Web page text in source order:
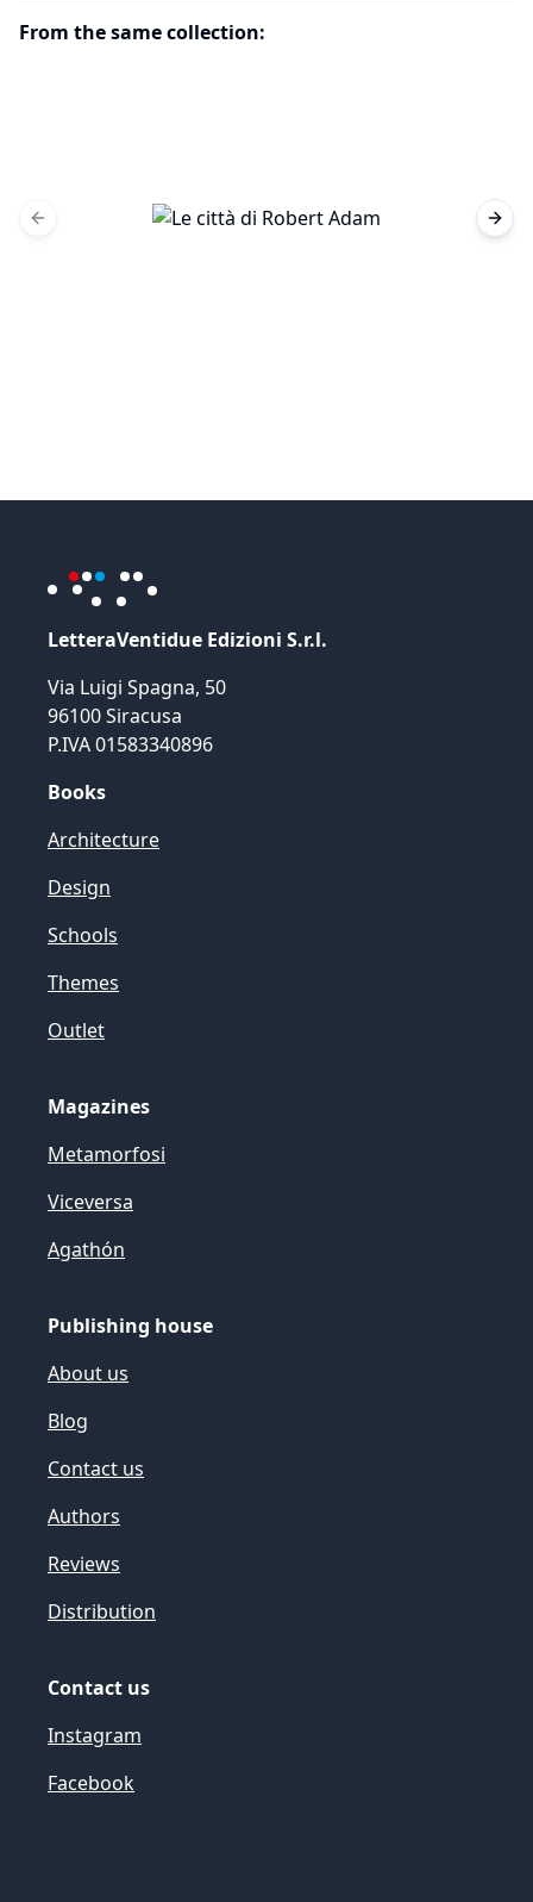
From the same collection:
Previous slide
LetteraVentidue Edizioni S.r.l.
Via Luigi Spagna, 50
96100 Siracusa
P.IVA 01583340896
Books
Architecture
Design
Schools
Themes
Outlet
Magazines
Metamorfosi
Viceversa
Agathón
Publishing house
About us
Blog
Contact us
Authors
Reviews
Distribution
Contact us
Instagram
Facebook